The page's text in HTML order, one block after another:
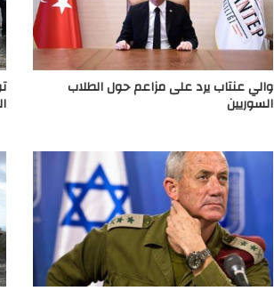
والي عنتاب يرد على مزاعم حول الطلاب
السوريين